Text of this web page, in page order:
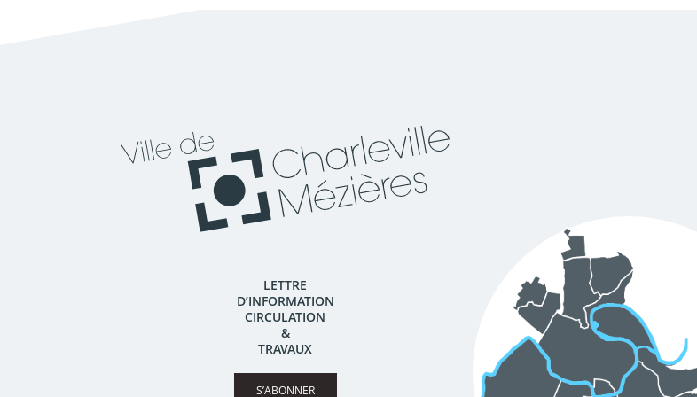
LETTRE
D’INFORMATION
CIRCULATION
&
TRAVAUX
S’ABONNER